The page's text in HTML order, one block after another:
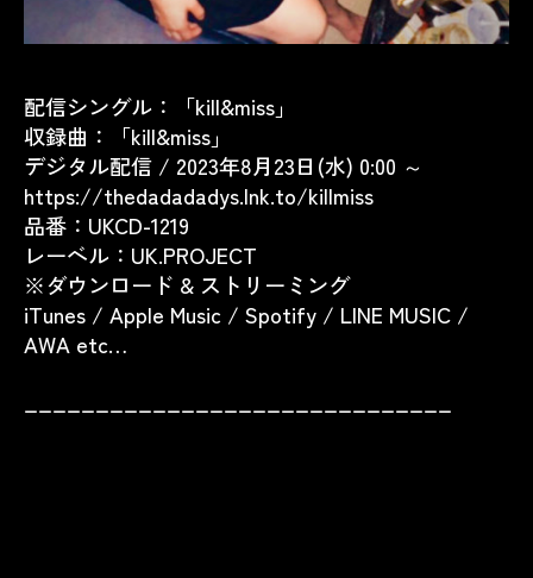
配信シングル：「kill&miss」
収録曲：「kill&miss」
デジタル配信 / 2023年8月23日(水) 0:00 ～
https://thedadadadys.lnk.to/killmiss
品番：UKCD-1219
レーベル：UK.PROJECT
※ダウンロード & ストリーミング
iTunes / Apple Music / Spotify / LINE MUSIC /
AWA etc…